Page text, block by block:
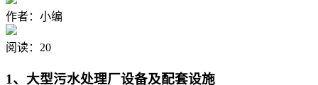
作者：小编
阅读：20
1、大型污水处理厂设备及配套设施